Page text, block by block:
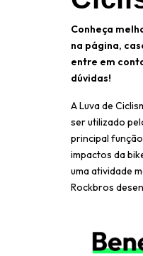
Conheça
na página,
entre em
dúvidas!
A Luva de
ser utilizado
principal
impactos da
uma atividade
Rockbros